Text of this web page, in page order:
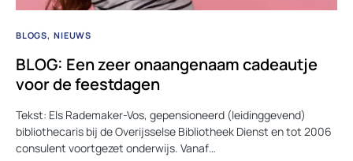
BLOGS NIEUWS
BLOG: Een zeer onaangenaam cadeautje
voor de feestdagen
Tekst: Els Rademaker-Vos, gepensioneerd (leidinggevend)
bibliothecaris bij de Overijsselse Bibliotheek Dienst en tot 2006
consulent voortgezet onderwijs. Vanaf…